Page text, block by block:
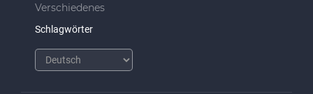
Verschiedenes
Schlagwörter